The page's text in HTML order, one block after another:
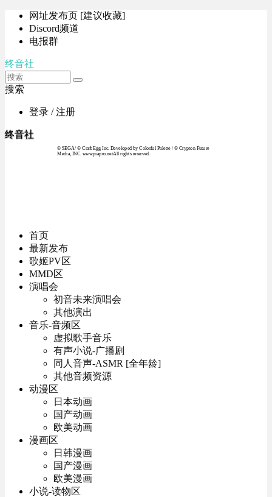
网址发布页 [建议收藏]
Discord频道
电报群
终音社
搜索
登录 / 注册
终音社
© SEGA / © Craft Egg Inc. Developed by Colorful Palette / © Crypton Future
Media, INC. www.piapro.netAll rights reserved.
首页
最新发布
歌姬PV区
MMD区
演唱会
初音未来演唱会
其他演出
音乐-音频区
虚拟歌手音乐
有声小说-广播剧
同人音声-ASMR [全年龄]
其他音频资源
动漫区
日本动画
国产动画
欧美动画
漫画区
日韩漫画
国产漫画
欧美漫画
小说-读物区